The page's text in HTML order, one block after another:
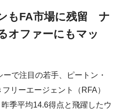
もFA市場に残留 ナ
オファーにもマッ
で注目の若手、ピートン・
リーエージェント（RFA）
季平均14.6得点と飛躍したウ